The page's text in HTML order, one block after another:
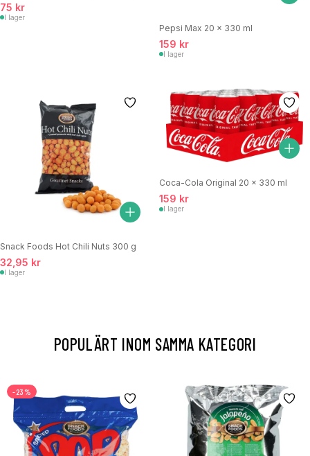
75 kr
I lager
Pepsi Max 20 x 330 ml
159 kr
I lager
Snack Foods Hot Chili Nuts 300 g
32,95 kr
I lager
Coca-Cola Original 20 x 330 ml
159 kr
I lager
POPULÄRT INOM SAMMA KATEGORI
-23%